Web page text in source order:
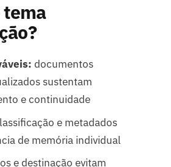
tema
documentos
sustentam
e continuidade
e metadados
de memória individual
e destinação evitam